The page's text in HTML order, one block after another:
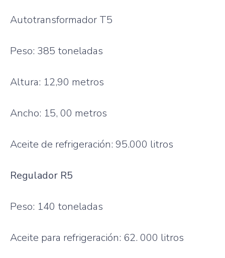
Autotransformador T5
Peso: 385 toneladas
Altura: 12,90 metros
Ancho: 15, 00 metros
Aceite de refrigeración: 95.000 litros
Regulador R5
Peso: 140 toneladas
Aceite para refrigeración: 62. 000 litros